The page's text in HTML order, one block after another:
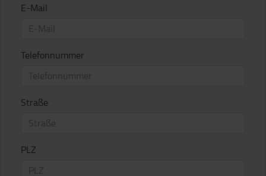
E-Mail
Telefonnummer
Straße
PLZ